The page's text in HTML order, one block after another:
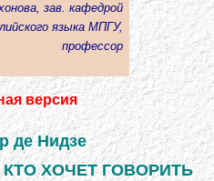
зав. кафедрой
языка МПГУ,
профессор
версия
де Нидзе
ХОЧЕТ ГОВОРИТЬ